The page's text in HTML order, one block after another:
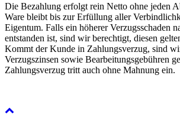
Die Bezahlung erfolgt rein Netto ohne jeden
Ware bleibt bis zur Erfüllung aller
Eigentum. Falls ein höherer Verzugsschaden
entstanden ist, sind wir berechtigt, diesen
Kommt der Kunde in Zahlungsverzug, sind
Verzugszinsen sowie Bearbeitungsgebühren
Zahlungsverzug tritt auch ohne Mahnung ein.